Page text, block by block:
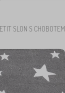
SLON S